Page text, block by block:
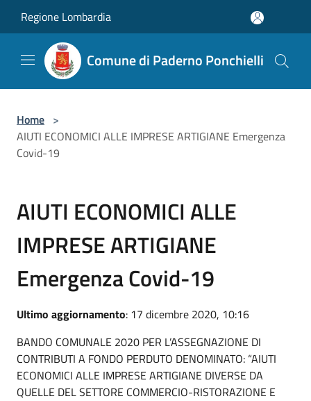
Regione Lombardia
Comune di Paderno Ponchielli
Home >
AIUTI ECONOMICI ALLE IMPRESE ARTIGIANE Emergenza
Covid-19
AIUTI ECONOMICI ALLE
IMPRESE ARTIGIANE
Emergenza Covid-19
Ultimo aggiornamento: 17 dicembre 2020, 10:16
BANDO COMUNALE 2020 PER L’ASSEGNAZIONE DI
CONTRIBUTI A FONDO PERDUTO DENOMINATO: “AIUTI
ECONOMICI ALLE IMPRESE ARTIGIANE DIVERSE DA
QUELLE DEL SETTORE COMMERCIO-RISTORAZIONE E